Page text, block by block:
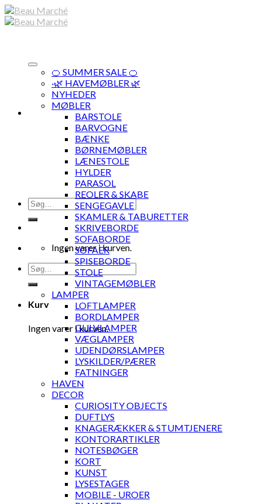
Skip
to
Søg
efter:
Ingen varer i kurven.
Søg
efter:
Kurv
Ingen varer i kurven.
🍊 SUMMER SALE 🍊
·🌿 HAVEMØBLER 🌿
NYHEDER
MØBLER
BARSTOLE
BARVOGNE
BÆNKE
BØRNEMØBLER
LÆNESTOLE
HYLDER
PARASOL
REOLER & SKABE
SENGEGAVLE
SKAMLER & TABURETTER
SKRIVEBORDE
SOFABORDE
SOFAER
SPISEBORDE
STOLE
VINTAGEMØBLER
LAMPER
LOFTLAMPER
BORDLAMPER
GULVLAMPER
VÆGLAMPER
UDENDØRSLAMPER
LYSKILDER/PÆRER
FATNINGER
HAVEN
DECOR
CURIOSITY OBJECTS
DUFTLYS
KNAGERÆKKER & STUMTJENERE
KONTORARTIKLER
NOTESBØGER
KORT
KUNST
LYSESTAGER
MOBILE - UROER